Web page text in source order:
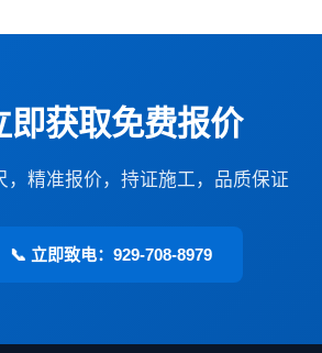
即获取免费报价
，精准报价，持证施工，品质保证
📞 立即致电：929-708-8979